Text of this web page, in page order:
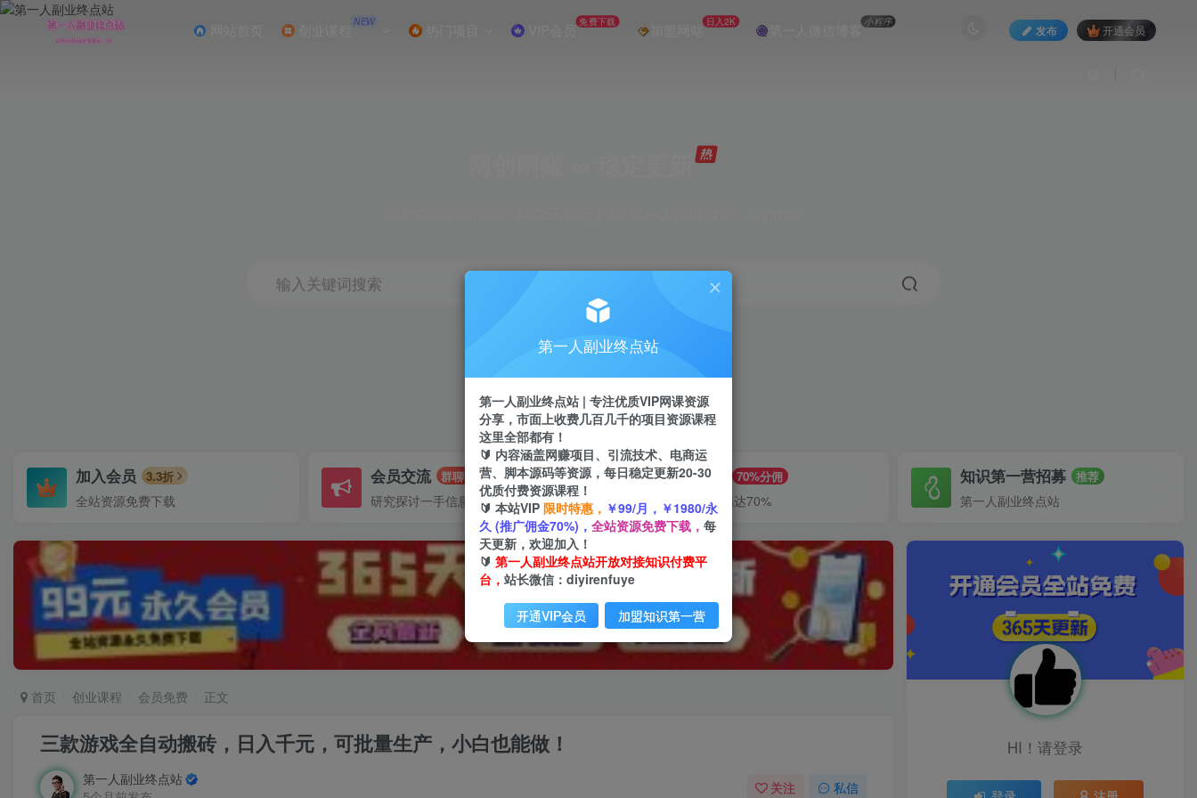
NEW VIP会员 免费下载 加盟网站 日入2K 第一人微信博客小程序
发布 开通会员
输入关键词搜索
引流 剪辑 短视频
加入会员 3.3折
全站资源免费下载
会员交流 群聊
研究探讨一手信息差
推广赚钱 70%分佣
推广返佣高达70%
知识第一营招募 推荐
第一人副业终点站
首页 创业课程 会员免费 正文
三款游戏全自动搬砖，日入千元，可批量生产，小白也能做！
第一人副业终点站
关注 私信
HI！请登录
第一人副业终点站
第一人副业终点站 | 专注优质VIP网课资源
分享，市面上收费几百几千的项目资源课程
这里全部都有！
🔰 内容涵盖网赚项目、引流技术、电商运
营、脚本源码等资源，每日稳定更新20-30
优质付费资源课程！
🔰 本站VIP 限时特惠， ￥99/月，￥1980/永
久 (推广佣金70%)， 全站资源免费下载， 每
天更新，欢迎加入！
🔰 第一人副业终点站开放对接知识付费平
台， 站长微信：diyirenfuye
开通VIP会员 加盟知识第一营